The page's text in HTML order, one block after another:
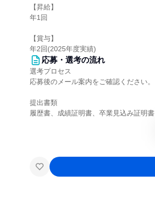
【昇給】
年1回
【賞与】
年2回(2025年度実績)
応募・選考の流れ
選考プロセス
応募後のメール案内をご確認ください。
提出書類
履歴書、成績証明書、卒業見込み証明書